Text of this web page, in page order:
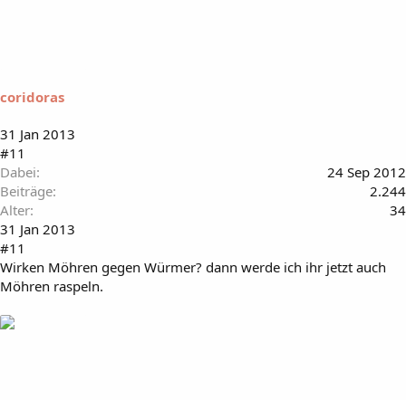
coridoras
31 Jan 2013
#11
Dabei
24 Sep 2012
Beiträge
2.244
Alter
34
31 Jan 2013
#11
Wirken Möhren gegen Würmer? dann werde ich ihr jetzt auch
Möhren raspeln.